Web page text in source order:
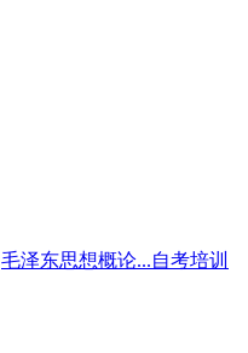
毛泽东思想概论...自考培训